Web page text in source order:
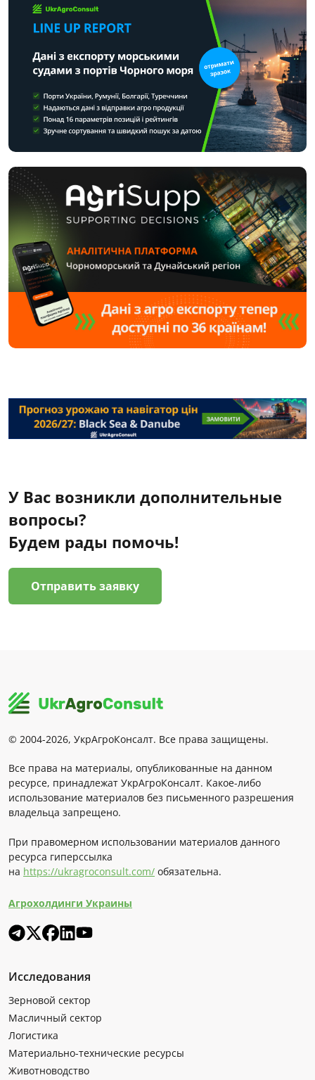
У Вас возникли дополнительные
вопросы?
Будем рады помочь!
Отправить заявку
© 2004-2026, УкрАгроКонсалт. Все права защищены.
Все права на материалы, опубликованные на данном
ресурсе, принадлежат УкрАгроКонсалт. Какое-либо
использование материалов без письменного разрешения
владельца запрещено.
При правомерном использовании материалов данного
ресурса гиперссылка
на https://ukragroconsult.com/ обязательна.
Агрохолдинги Украины
Исследования
Зерновой сектор
Масличный сектор
Логистика
Материально-технические ресурсы
Животноводство